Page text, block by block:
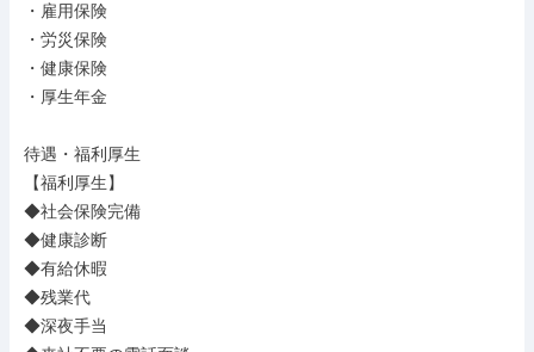
・雇用保険
・労災保険
・健康保険
・厚生年金
待遇・福利厚生
【福利厚生】
◆社会保険完備
◆健康診断
◆有給休暇
◆残業代
◆深夜手当